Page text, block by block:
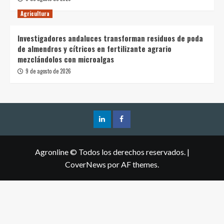
Agricultura
Investigadores andaluces transforman residuos de poda
de almendros y cítricos en fertilizante agrario
mezclándolos con microalgas
9 de agosto de 2026
Agronline © Todos los derechos reservados. |
CoverNews por AF themes.